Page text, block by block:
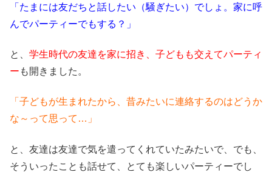
「たまには友だちと話したい（騒ぎたい）でしょ。家に呼
んでパーティーでもする？」
と、 学生時代の友達を家に招き、子どもも交えてパーティ
ー も開きました。
「子どもが生まれたから、昔みたいに連絡するのはどうか
な～って思って…」
と、友達は友達で気を遣ってくれていたみたいで、でも、
そういったことも話せて、とても楽しいパーティーでし